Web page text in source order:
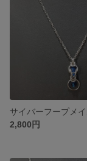
2,800円